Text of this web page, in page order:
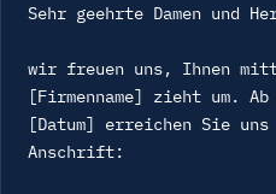
Sehr geehrte Damen und
wir freuen uns, Ihnen
[Firmenname] zieht um. Ab
[Datum] erreichen Sie uns
Anschrift: